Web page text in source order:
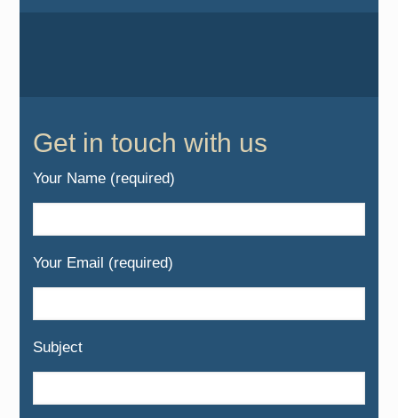
Get in touch with us
Your Name (required)
Your Email (required)
Subject